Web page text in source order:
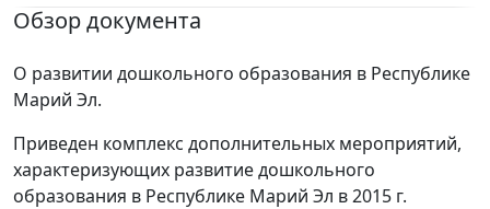
Обзор документа
О развитии дошкольного образования в Республике
Марий Эл.
Приведен комплекс дополнительных мероприятий,
характеризующих развитие дошкольного
образования в Республике Марий Эл в 2015 г.